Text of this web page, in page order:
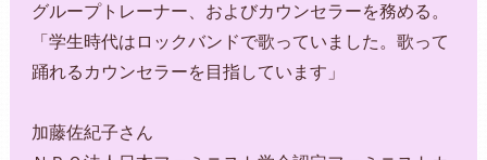
グループトレーナー、およびカウンセラーを務める。
「学生時代はロックバンドで歌っていました。歌って
踊れるカウンセラーを目指しています」
加藤佐紀子さん